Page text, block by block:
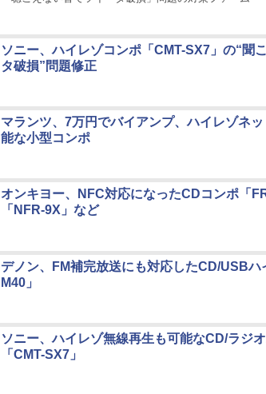
ソニー、ハイレゾコンポ「CMT-SX7」の“聞
タ破損”問題修正
マランツ、7万円でバイアンプ、ハイレゾネ
能な小型コンポ
オンキヨー、NFC対応になったCDコンポ「
「NFR-9X」など
デノン、FM補完放送にも対応したCD/USBハ
M40」
ソニー、ハイレゾ無線再生も可能なCD/ラジ
「CMT-SX7」